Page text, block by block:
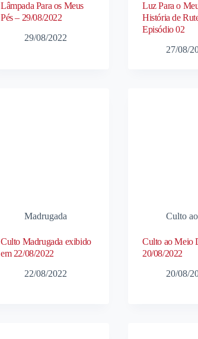
Lâmpada Para os Meus
Pés – 29/08/2022
29/08/2022
Luz Para o
História de
Episódio 02
27/08/
Madrugada
Culto Madrugada exibido
em 22/08/2022
22/08/2022
Culto
Culto ao Meio
20/08/2022
20/08/